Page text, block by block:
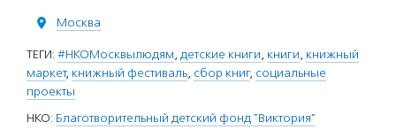
Москва
ТЕГИ: #НКОМосквылюдям, детские книги, книги, книжный
маркет, книжный фестиваль, сбор книг, социальные
проекты
НКО: Благотворительный детский фонд "Виктория"